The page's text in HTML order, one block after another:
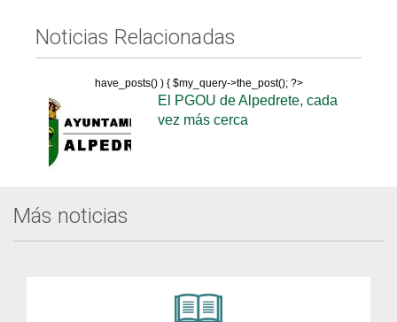
Noticias Relacionadas
have_posts() ) { $my_query->the_post(); ?>
El PGOU de Alpedrete, cada
vez más cerca
Más noticias